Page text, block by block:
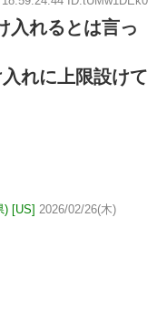
入れるとは言っ
れに上限設けて
) [US] 2026/02/26(木)